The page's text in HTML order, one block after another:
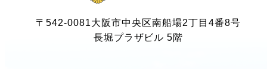
〒542-0081大阪市中央区南船場2丁目4番8号
長堀プラザビル 5階